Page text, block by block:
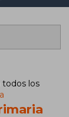
todos los